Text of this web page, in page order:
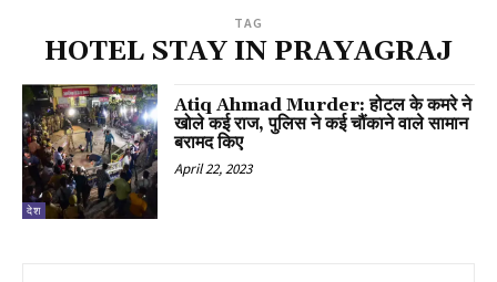
TAG
HOTEL STAY IN PRAYAGRAJ
देश
Atiq Ahmad Murder: होटल के कमरे ने
खोले कई राज, पुलिस ने कई चौंकाने वाले सामान
बरामद किए
April 22, 2023